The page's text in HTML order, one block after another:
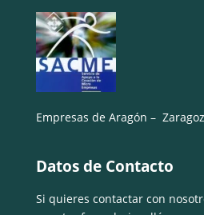
Empresas de Aragón –
Datos de Contacto
Si quieres contactar con